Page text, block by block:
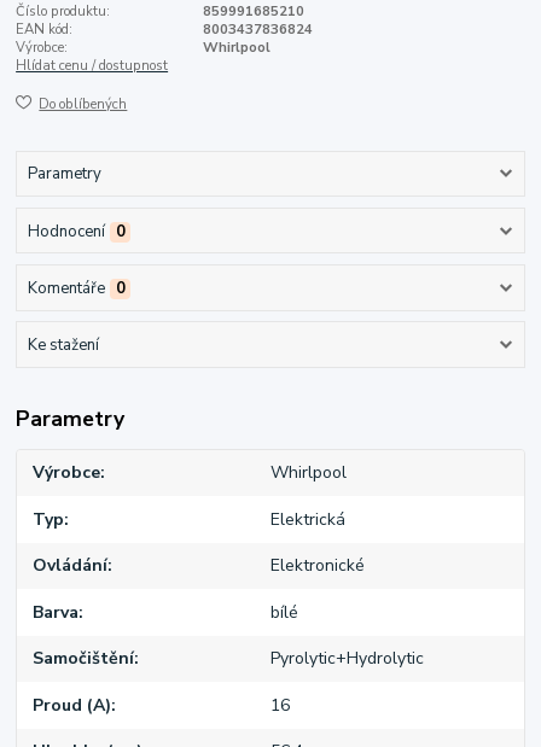
Číslo produktu:
859991685210
EAN kód:
8003437836824
Výrobce:
Whirlpool
Hlídat cenu / dostupnost
Do oblíbených
Parametry
Hodnocení 0
Komentáře 0
Ke stažení
Parametry
Výrobce Whirlpool
Typ Elektrická
Ovládání Elektronické
Barva bílé
Samočištění Pyrolytic+Hydrolytic
Proud (A) 16